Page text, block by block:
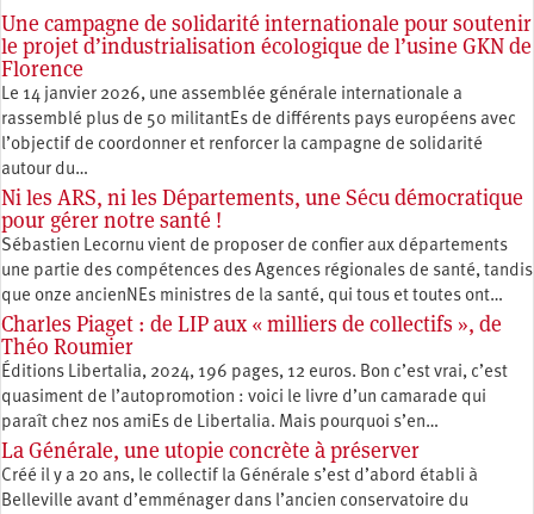
Une campagne de solidarité internationale pour soutenir
le projet d’industrialisation écologique de l’usine GKN de
Florence
Le 14 janvier 2026, une assemblée générale internationale a
rassemblé plus de 50 militantEs de différents pays européens avec
l’objectif de coordonner et renforcer la campagne de solidarité
autour du…
Ni les ARS, ni les Départements, une Sécu démocratique
pour gérer notre santé !
Sébastien Lecornu vient de proposer de confier aux départements
une partie des compétences des Agences régionales de santé, tandis
que onze ancienNEs ministres de la santé, qui tous et toutes ont…
Charles Piaget : de LIP aux « milliers de collectifs », de
Théo Roumier
Éditions Libertalia, 2024, 196 pages, 12 euros. Bon c’est vrai, c’est
quasiment de l’autopromotion : voici le livre d’un camarade qui
paraît chez nos amiEs de Libertalia. Mais pourquoi s’en…
La Générale, une utopie concrète à préserver
Créé il y a 20 ans, le collectif la Générale s’est d’abord établi à
Belleville avant d’emménager dans l’ancien conservatoire du